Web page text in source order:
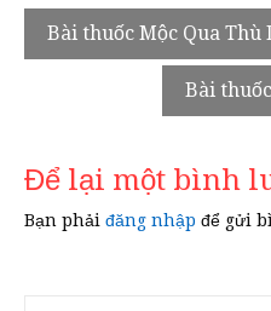
Điều
hướng
Bài thuốc Mộc Qua Thù
Bài
Để lại một bình
Bạn phải đăng nhập để gửi